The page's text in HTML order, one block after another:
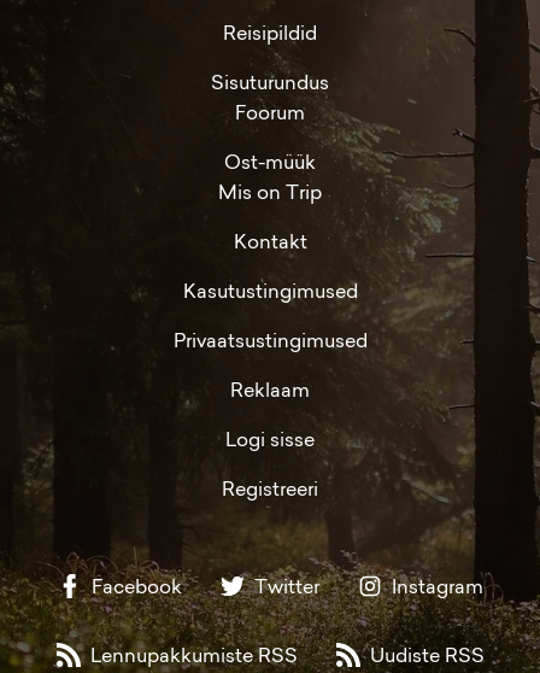
Reisipildid
Sisuturundus
Foorum
Ost-müük
Mis on Trip
Kontakt
Kasutustingimused
Privaatsustingimused
Reklaam
Logi sisse
Registreeri
Facebook Twitter Instagram
Lennupakkumiste RSS Uudiste RSS